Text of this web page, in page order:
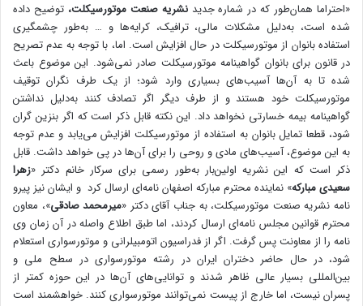
«احتراما همان‌طور که در شماره جدیدنشریه صنعت موتورسیکلت، توضیح داده
شده است، به‌دلیل مشکلات مالی، ترافیک، کرایه‌ها و … به‌طور چشمگیری
استفاده بانوان از موتورسیکلت در حال افزایش است. اما، با توجه به عدم تصریح
در قانون برای بانوان گواهینامه موتورسیکلت صادر نمی‌شود. این موضوع باعث
شده تا به آن‌ها آسیب‌های بسیاری وارد شود؛ از یک طرف نگران توقیف
موتورسیکلت خود هستند و از طرف دیگر اگر تصادف کنند به‌دلیل نداشتن
گواهینامه بیمه خسارتی نخواهد داد. این نکته قابل ذکر است که اگر بنزین گران
شود، قطعا تمایل بانوان به استفاده از موتورسیکلت افزایش می‌یابد و عدم توجه
به این موضوع، آسیب‌های مادی و روحی را برای آن‌ها در پی خواهد داشت. قابل
ذکر است که این نشریه اولین‌بار به‌طور رسمی برای سرکار خانم دکتر «زهرا
سعیدی مبارکه» نماینده محترم مبارکه اصفهان نامه‌ای ارسال کرد و ایشان نیز پیرو
نامه نشریه صنعت موتورسیکلت، به جناب آقای دکتر «میرمحمد صادقی»، معاون
محترم قوانین مجلس نامه‌ای ارسال کردند، اما طبق اطلاع واصله در آن زمان وی
نامه را از معاونت پس گرفت. اگر از فدراسیون اتومبیلرانی و موتورسواری استعلام
شود، در حال حاضر دختران ایران در رشته موتورسواری در سطح ملی و
بین‌المللی بسیار عالی ظاهر شدند و توانایی‌های آن‌ها در این حوزه کمتر از
پسران نیست، اما خارج از پیست نمی‌توانند موتورسواری کنند. خواهشمند است